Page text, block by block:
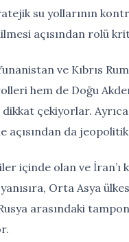
su yollarının
açısından rolü
ve Kıbrıs
hem de Doğu
çekiyorlar. Ayrıca
açısından da
içinde olan ve
yanısıra, Orta Asya
Rusya arasındaki